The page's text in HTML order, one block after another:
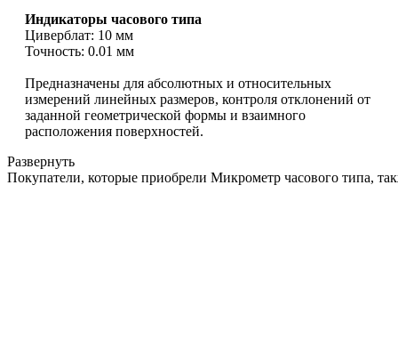
Индикаторы часового типа
Циверблат: 10 мм
Точность: 0.01 мм
Предназначены для абсолютных и относительных
измерений линейных размеров, контроля отклонений от
заданной геометрической формы и взаимного
расположения поверхностей.
Развернуть
Покупатели, которые приобрели Микрометр часового типа,